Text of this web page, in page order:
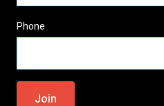
Phone
Please